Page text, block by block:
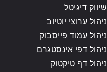
שיווק דיגיטל
ניהול ערוצי יוטיוב
ניהול עמוד פייסבוק
ניהול דפי אינסטגרם
ניהול דף טיקטוק